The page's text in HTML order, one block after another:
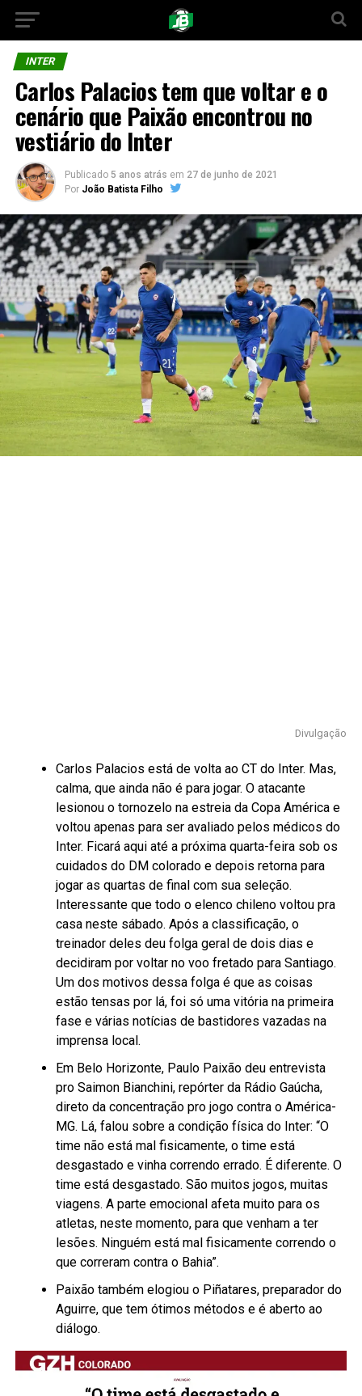
INTER
Carlos Palacios tem que voltar e o
cenário que Paixão encontrou no
vestiário do Inter
Publicado 5 anos atrás em 27 de junho de 2021
Por João Batista Filho
Divulgação
Carlos Palacios está de volta ao CT do Inter. Mas,
calma, que ainda não é para jogar. O atacante
lesionou o tornozelo na estreia da Copa América e
voltou apenas para ser avaliado pelos médicos do
Inter. Ficará aqui até a próxima quarta-feira sob os
cuidados do DM colorado e depois retorna para
jogar as quartas de final com sua seleção.
Interessante que todo o elenco chileno voltou pra
casa neste sábado. Após a classificação, o
treinador deles deu folga geral de dois dias e
decidiram por voltar no voo fretado para Santiago.
Um dos motivos dessa folga é que as coisas
estão tensas por lá, foi só uma vitória na primeira
fase e várias notícias de bastidores vazadas na
imprensa local.
Em Belo Horizonte, Paulo Paixão deu entrevista
pro Saimon Bianchini, repórter da Rádio Gaúcha,
direto da concentração pro jogo contra o América-
MG. Lá, falou sobre a condição física do Inter: “O
time não está mal fisicamente, o time está
desgastado e vinha correndo errado. É diferente. O
time está desgastado. São muitos jogos, muitas
viagens. A parte emocional afeta muito para os
atletas, neste momento, para que venham a ter
lesões. Ninguém está mal fisicamente correndo o
que correram contra o Bahia”.
Paixão também elogiou o Piñatares, preparador do
Aguirre, que tem ótimos métodos e é aberto ao
diálogo.